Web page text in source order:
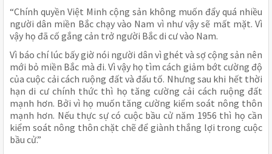
“Chính quyền Việt Minh cộng sản không muốn đẩy quá nhiều
người dân miền Bắc chạy vào Nam vì như vậy sẽ mất mặt. Vì
vậy họ đã cố gắng cản trở người Bắc di cư vào Nam.
Vì báo chí lúc bấy giờ nói người dân vì ghét và sợ cộng sản nên
mới bỏ miền Bắc mà đi. Vì vậy họ tìm cách giảm bớt cường độ
của cuộc cải cách ruộng đất và đấu tố. Nhưng sau khi hết thời
hạn di cư chính thức thì họ tăng cường cải cách ruộng đất
mạnh hơn. Bởi vì họ muốn tăng cường kiểm soát nông thôn
mạnh hơn. Nếu thực sự có cuộc bầu cử năm 1956 thì họ cần
kiểm soát nông thôn chặt chẽ để giành thắng lợi trong cuộc
bầu cử.”